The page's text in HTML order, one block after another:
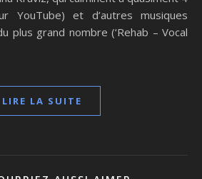
YouTube) et d’autres musiques
plus grand nombre (‘Rehab – Vocal
LIRE LA SUITE